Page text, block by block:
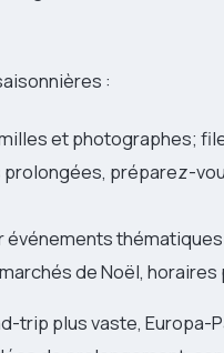
:
et photographes;
préparez-
événements
de Noël,
trip plus vaste, Europa-